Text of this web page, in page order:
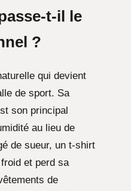
t-il le
?
qui devient
de sport. Sa
son principal
au lieu de
de sueur, un t-shirt
et perd sa
de